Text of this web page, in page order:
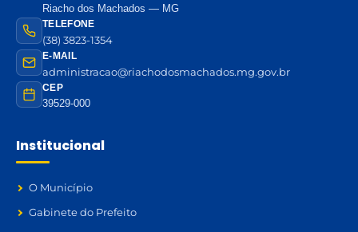
Riacho dos Machados — MG
TELEFONE
(38) 3823-1354
E-MAIL
administracao@riachodosmachados.mg.gov.br
CEP
39529-000
Institucional
O Município
Gabinete do Prefeito